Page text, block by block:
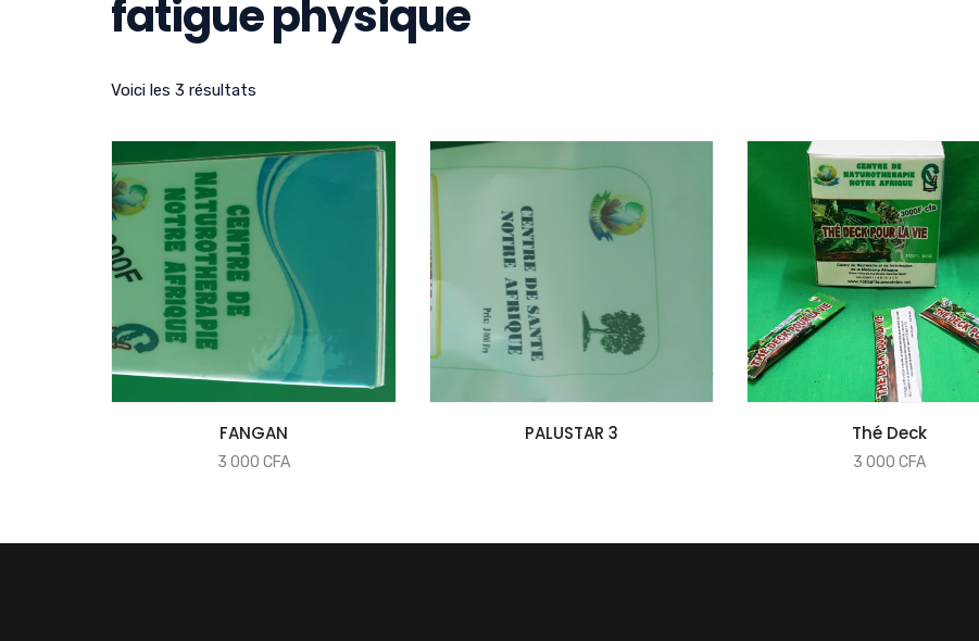
fatigue physique
Voici les 3 résultats
COMMANDER
FANGAN
3 000 CFA
COMMANDER
PALUSTAR 3 COMMANDER
Thé Deck
3 000 CFA